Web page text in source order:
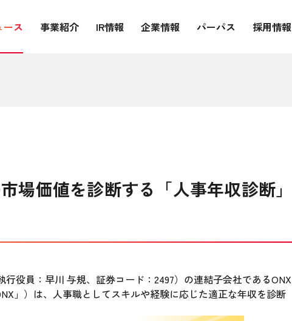
ース 事業紹介 IR情報 企業情報 パーパス 採用情報
場価値を診断する「人事年収診断」
役員：早川 与規、証券コード：2497）の連結子会社であるONX
」）は、人事職としてスキルや経験に応じた適正な年収を診断